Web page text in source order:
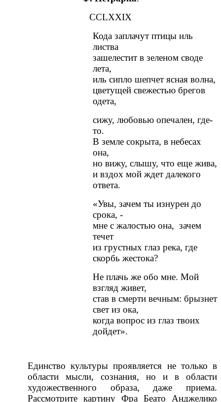
CCLXXIX
Кода заплачут птицы иль
листва
зашелестит в зеленом своде
лета,
иль сипло шепчет ясная волна,
цветущей свежестью брегов
одета,
сижу, любовью опечален, где-
то.
В земле сокрыта, в небесах
она,
но вижу, слышу, что еще жива,
и вздох мой ждет далекого
ответа.
«Увы, зачем ты изнурен до
срока, -
мне с жалостью она, зачем
течет
из грустных глаз река, где
скорбь жестока?
Не плачь же обо мне. Мой
взгляд живет,
став в смерти вечным: брызнет
свет из ока,
когда вопрос из глаз твоих
дойдет».
Единство культуры проявляется не только в
области мысли, сознания, но и в области
художественного образа, даже приема.
Рассмотрите картину Фра Беато Анджелико